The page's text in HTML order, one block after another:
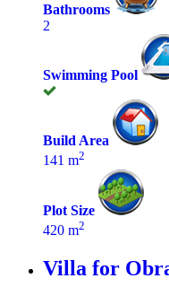
Bathrooms
2
Swimming Pool
Build Area
141 m2
Plot Size
420 m2
Villa for